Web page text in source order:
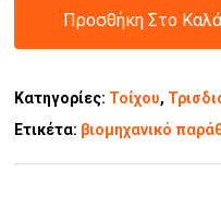
Προσθήκη Στο
Κατηγορίες: Τοίχου,
Ετικέτα: βιομηχανικό